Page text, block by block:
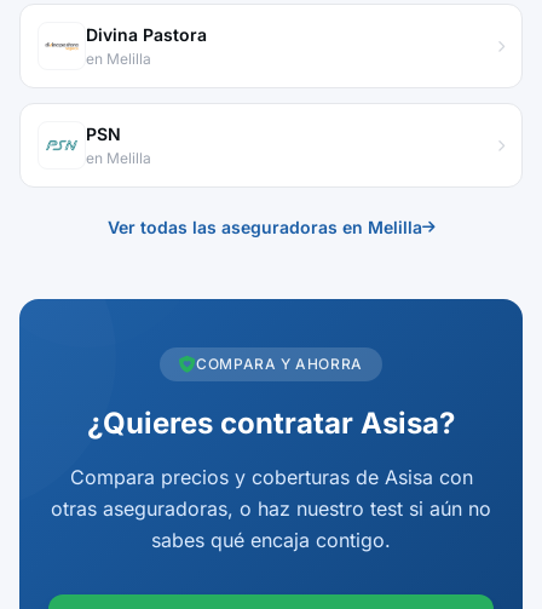
Divina Pastora
en Melilla
PSN
en Melilla
Ver todas las aseguradoras en Melilla
COMPARA Y AHORRA
¿Quieres contratar Asisa?
Compara precios y coberturas de Asisa con
otras aseguradoras, o haz nuestro test si aún no
sabes qué encaja contigo.